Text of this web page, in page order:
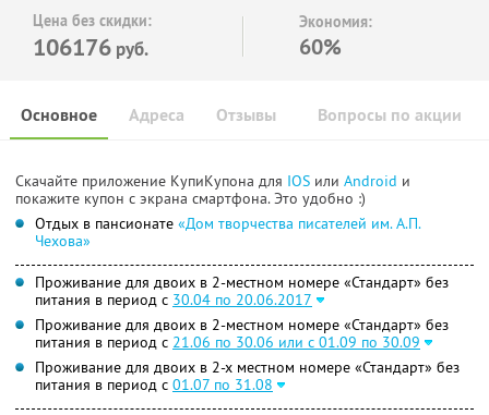
Цена без скидки:
106176 руб.
Экономия:
60%
Основное Отзывы Вопросы по акции
Адреса
Скачайте приложение КупиКупона для IOS или Android и
покажите купон с экрана смартфона. Это удобно :)
Отдых в пансионате «Дом творчества писателей им. А.П.
Чехова»
Проживание для двоих в 2-местном номере «Стандарт» без
питания в период с 30.04 по 20.06.2017
Проживание для двоих в 2-местном номере «Стандарт» без
питания в период с 21.06 по 30.06 или с 01.09 по 30.09
Проживание для двоих в 2-х местном номере «Стандарт» без
питания в период с 01.07 по 31.08